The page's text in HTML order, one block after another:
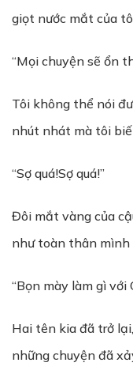
giọt nước mắt của
“Mọi chuyện sẽ ổn
Tôi không thể nói
nhút nhát mà tôi
“Sợ quá!Sợ quá!”
Đôi mắt vàng của
như toàn thân mình
“Bọn mày làm gì với
Hai tên kia đã trở
những chuyện đã